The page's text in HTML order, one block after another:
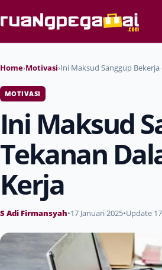
Home›Motivasi›Ini Maksud Sanggup
MOTIVASI
Ini Maksud
Tekanan
Kerja
S Adi Firmansyah•17 Januari 2025•Update